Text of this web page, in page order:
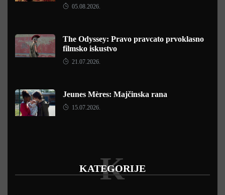
05.08.2026.
The Odyssey: Pravo pravcato prvoklasno
filmsko iskustvo
21.07.2026.
Jeunes Mères: Majčinska rana
15.07.2026.
KATEGORIJE
K